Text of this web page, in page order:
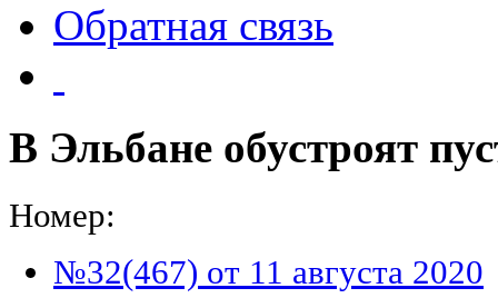
Обратная связь
В Эльбане обустроят
Номер:
№32(467) от 11 августа 2020